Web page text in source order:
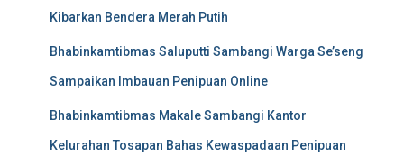
Kibarkan Bendera Merah Putih
Bhabinkamtibmas Saluputti Sambangi Warga Se’seng
Sampaikan Imbauan Penipuan Online
Bhabinkamtibmas Makale Sambangi Kantor
Kelurahan Tosapan Bahas Kewaspadaan Penipuan